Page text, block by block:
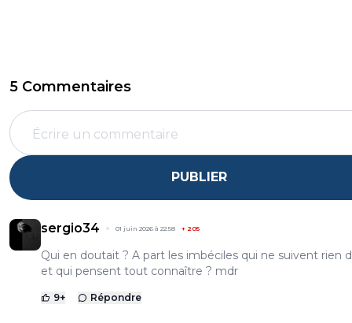
5 Commentaires
PUBLIER
sergio34 01 juin 2026 à 22:58 + 205
Qui en doutait ? A part les imbéciles qui ne suivent rien
et qui pensent tout connaître ? mdr
9+ Répondre